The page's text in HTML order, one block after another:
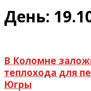
День:
В Коломне
теплохода для
Югры